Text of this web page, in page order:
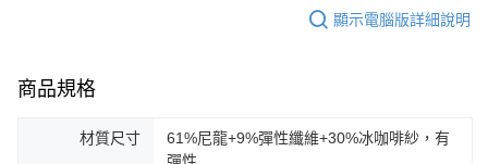
顯示電腦版詳細說明
商品規格
材質尺寸
61%尼龍+9%彈性纖維+30%冰咖啡紗，有